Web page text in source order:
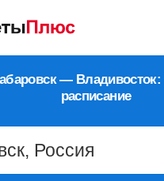
—
расписание